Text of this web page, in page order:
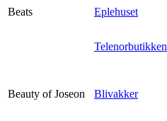
Beats
Eplehuset
Telenorbutikken
Beauty of Joseon Blivakker